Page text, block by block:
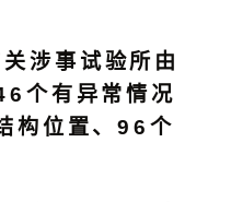
涉事试验所由
个有异常情况
构位置、96个